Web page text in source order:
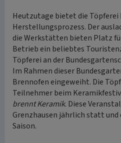
Heutzutage bietet die Töpferei
Herstellungsprozess. Der
die Werkstätten bieten Platz
Betrieb ein beliebtes
Töpferei an der
Im Rahmen dieser
Brennofen eingeweiht. Die
Teilnehmer beim
brennt Keramik. Diese
Grenzhausen jährlich statt
Saison.